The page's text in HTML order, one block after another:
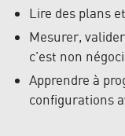
Lire des plans
Mesurer,
c’est non
Apprendre à
configurations